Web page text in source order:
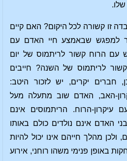
זו קשורה לכל היקום? האם קיים
למפגש שבאמצע חיי האדם עם
עם הרוח קשור לריתמוס של יום
לריתמוס של השנה? חייבים
חברים יקרים, יש לזכור היטב:
האב, האדם שוב מתעלה מעל
עיקרון-הרוח. הריתמוסים אינם
האדם אינם נולדים כולם באותו
ולכן מהלך חייהם אינו יכול להיות
באופן פנימי משהו רוחני, אירוע